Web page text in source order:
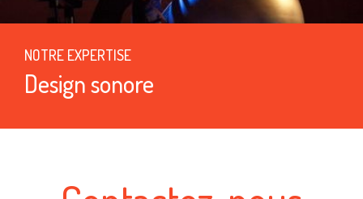
NOTRE EXPERTISE
Design sonore